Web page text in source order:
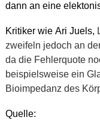
dann an eine
Kritiker wie Ari Juels,
zweifeln jedoch an
da die Fehlerquote
beispielsweise ein
Bioimpedanz des
Quelle: